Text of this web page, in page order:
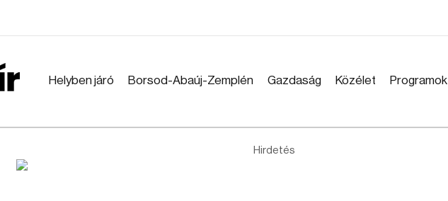
Helyben járó Borsod-Abaúj-Zemplén Gazdaság Közélet Programok
Hirdetés